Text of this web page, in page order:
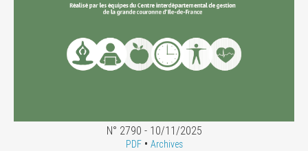
N° 2790 - 10/11/2025
PDF• Archives